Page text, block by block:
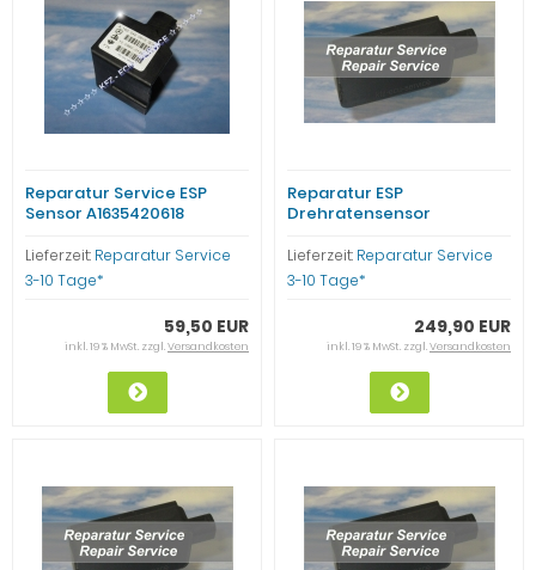
Reparatur Service ESP
Sensor A1635420618
SLK C1142
Lieferzeit: Reparatur Service
3-10 Tage*
59,50 EUR
inkl. 19 % MwSt. zzgl.Versandkosten
Reparatur ESP
Drehratensensor
A1635422140 ML W163
Lieferzeit: Reparatur Service
3-10 Tage*
249,90 EUR
inkl. 19 % MwSt. zzgl.Versandkosten